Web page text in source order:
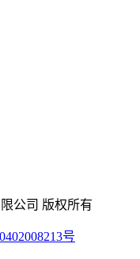
公司 版权所有
号